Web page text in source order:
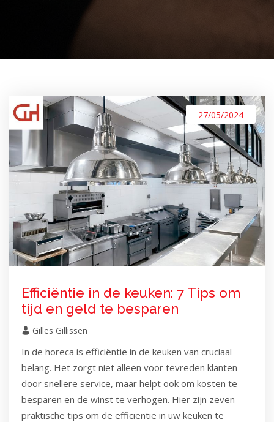
27/05/2024
Efficiëntie in de keuken: 7 Tips om
tijd en geld te besparen
Gilles Gillissen
In de horeca is efficiëntie in de keuken van cruciaal
belang. Het zorgt niet alleen voor tevreden klanten
door snellere service, maar helpt ook om kosten te
besparen en de winst te verhogen. Hier zijn zeven
praktische tips om de efficiëntie in uw keuken te